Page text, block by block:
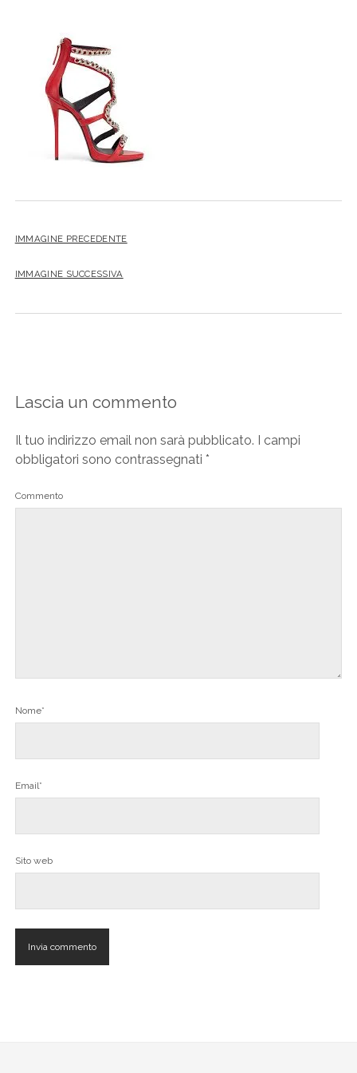
IMMAGINE PRECEDENTE
IMMAGINE SUCCESSIVA
Lascia un commento
Il tuo indirizzo email non sarà pubblicato. I campi
obbligatori sono contrassegnati *
Commento
Nome*
Email*
Sito web